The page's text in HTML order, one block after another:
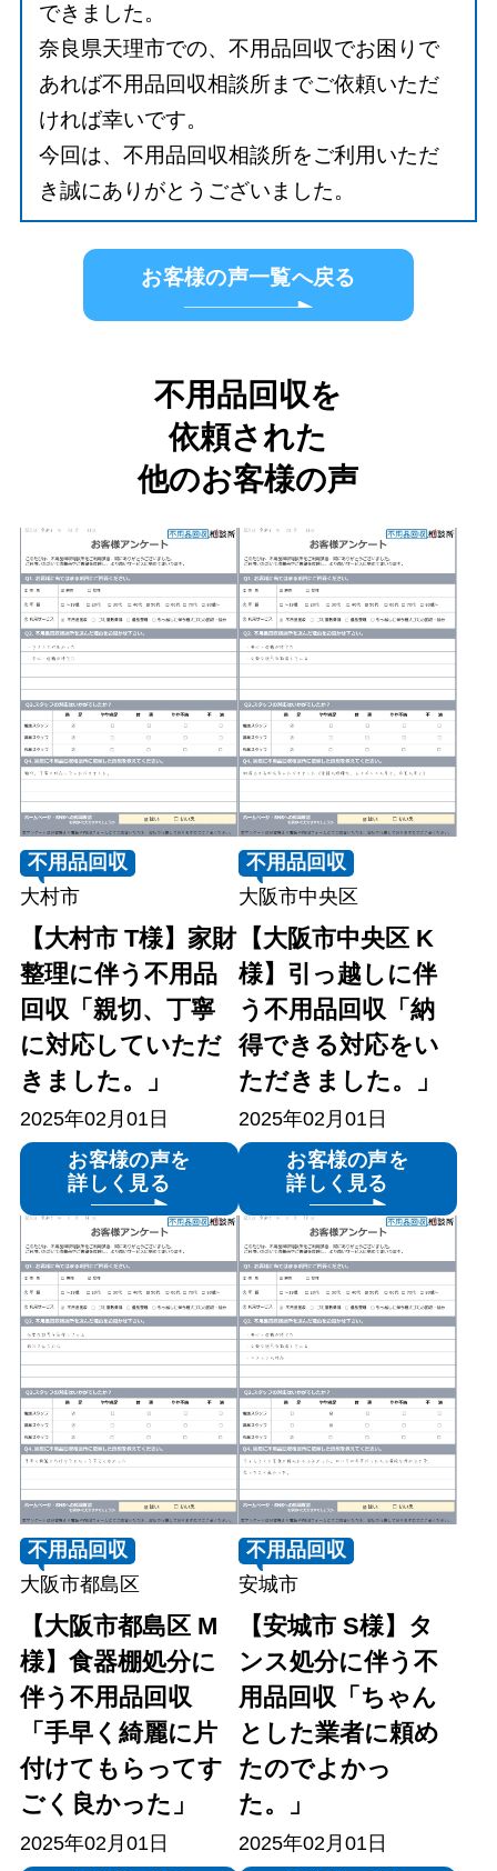
できました。
奈良県天理市での、不用品回収でお困りで
あれば不用品回収相談所までご依頼いただ
ければ幸いです。
今回は、不用品回収相談所をご利用いただ
き誠にありがとうございました。
お客様の声一覧へ戻る
不用品回収を
依頼された
他のお客様の声
不用品回収
大村市
【大村市 T様】家財
整理に伴う不用品
回収「親切、丁寧
に対応していただ
きました。」
2025年02月01日
お客様の声を
詳しく見る
不用品回収
大阪市中央区
【大阪市中央区 K
様】引っ越しに伴
う不用品回収「納
得できる対応をい
ただきました。」
2025年02月01日
お客様の声を
詳しく見る
不用品回収
大阪市都島区
【大阪市都島区 M
様】食器棚処分に
伴う不用品回収
「手早く綺麗に片
付けてもらってす
ごく良かった」
2025年02月01日
不用品回収
安城市
【安城市 S様】タ
ンス処分に伴う不
用品回収「ちゃん
とした業者に頼め
たのでよかっ
た。」
2025年02月01日